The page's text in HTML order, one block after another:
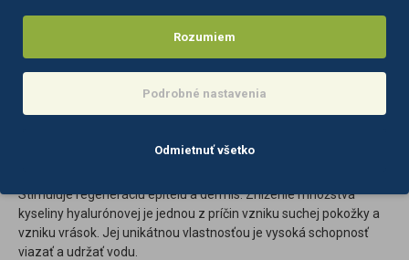
Jedná sa o látku so silne hojacimi, hydratačnými a upokojujúcimi
účinkami . Preniká do kože, znižuje straty vody cez epidermis a
pružnou. Pomáha pri hojení rán a drobných poranení kože a
Kyselina hyalurónová je prirodzená zložka vyskytujúca sa v tele.
Stimuluje regeneráciu epitelu a dermis. Zníženie množstva
kyseliny hyalurónovej je jednou z príčin vzniku suchej pokožky a
vzniku vrások. Jej unikátnou vlastnosťou je vysoká schopnosť
viazať a udržať vodu.
Rozumiem
Podrobné nastavenia
Odmietnuť všetko